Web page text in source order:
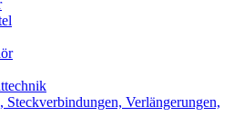
Steckverbindungen, Verlängerungen,